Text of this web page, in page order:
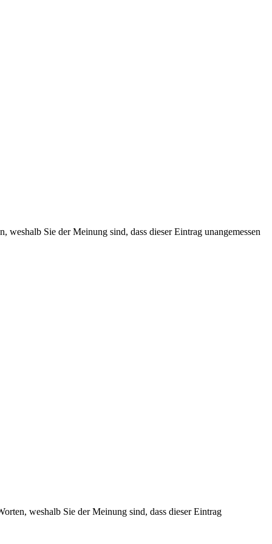
Sie der Meinung sind, dass dieser Eintrag unangemessen
weshalb Sie der Meinung sind, dass dieser Eintrag